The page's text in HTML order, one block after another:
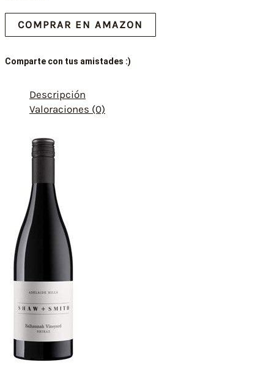
COMPRAR EN AMAZON
Comparte con tus amistades :)
Descripción
Valoraciones (0)